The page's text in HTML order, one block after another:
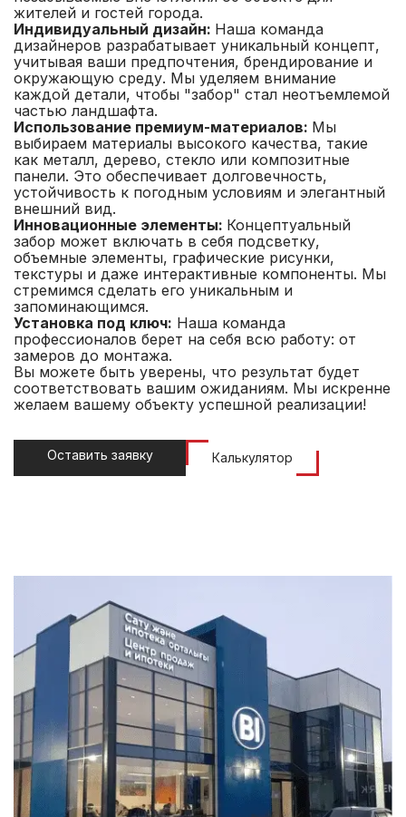
жителей и гостей города.
Индивидуальный дизайн: Наша команда
дизайнеров разрабатывает уникальный концепт,
учитывая ваши предпочтения, брендирование и
окружающую среду. Мы уделяем внимание
каждой детали, чтобы "забор" стал неотъемлемой
частью ландшафта.
Использование премиум-материалов: Мы
выбираем материалы высокого качества, такие
как металл, дерево, стекло или композитные
панели. Это обеспечивает долговечность,
устойчивость к погодным условиям и элегантный
внешний вид.
Инновационные элементы: Концептуальный
забор может включать в себя подсветку,
объемные элементы, графические рисунки,
текстуры и даже интерактивные компоненты. Мы
стремимся сделать его уникальным и
запоминающимся.
Установка под ключ: Наша команда
профессионалов берет на себя всю работу: от
замеров до монтажа.
Вы можете быть уверены, что результат будет
соответствовать вашим ожиданиям. Мы искренне
желаем вашему объекту успешной реализации!
Оставить заявку Калькулятор